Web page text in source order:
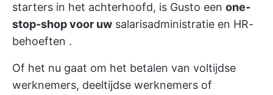
starters in het achterhoofd, is Gusto een one-
stop-shop voor uw salarisadministratie en HR-
behoeften .
Of het nu gaat om het betalen van voltijdse
werknemers, deeltijdse werknemers of